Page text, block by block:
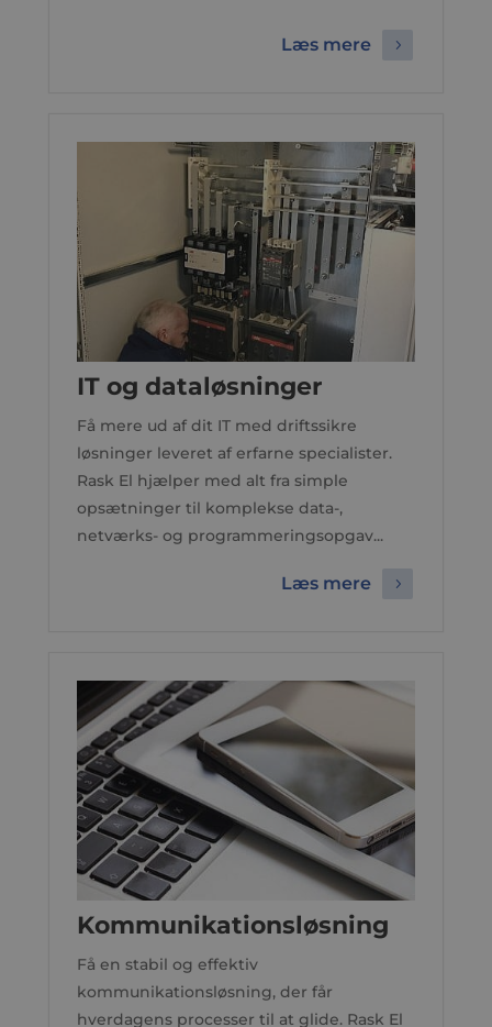
Læs mere
IT og dataløsninger
Få mere ud af dit IT med driftssikre
løsninger leveret af erfarne specialister.
Rask El hjælper med alt fra simple
opsætninger til komplekse data-,
netværks- og programmeringsopgav...
Læs mere
Kommunikationsløsning
Få en stabil og effektiv
kommunikationsløsning, der får
hverdagens processer til at glide. Rask El